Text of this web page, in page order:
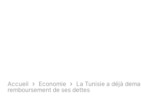
Accueil Economie
La Tunisie a déjà
remboursement de ses dettes